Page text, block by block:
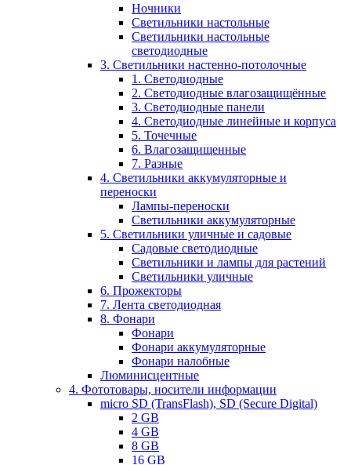
Ночники
Светильники настольные
Светильники настольные
светодиодные
3. Светильники настенно-потолочные
1. Светодиодные
2. Светодиодные влагозащищённые
3. Светодиодные панели
4. Светодиодные линейные и корпуса
5. Точечные
6. Влагозащищенные
7. Разные
4. Светильники аккумуляторные и
переноски
Лампы-переноски
Светильники аккумуляторные
5. Светильники уличные и садовые
Садовые светодиодные
Светильники и лампы для растений
Светильники уличные
6. Прожекторы
7. Лента светодиодная
8. Фонари
Фонари
Фонари аккумуляторные
Фонари налобные
Люминисцентные
4. Фототовары, носители информации
micro SD (TransFlash), SD (Secure Digital)
2 GB
4 GB
8 GB
16 GB